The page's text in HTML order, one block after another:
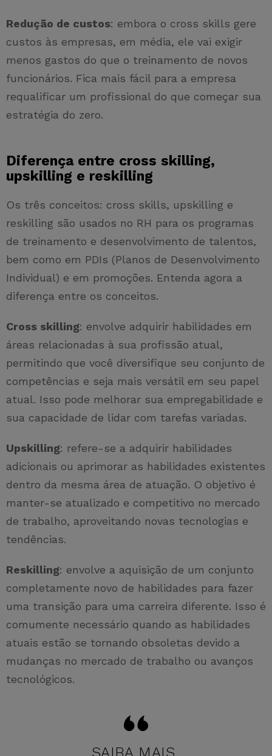
Redução de custos: embora o cross skills gere
custos às empresas, em média, ele vai exigir
menos gastos do que o treinamento de novos
funcionários. Fica mais fácil para a empresa
requalificar um profissional do que começar sua
estratégia do zero.
Diferença entre cross skilling,
upskilling e reskilling
Os três conceitos: cross skills, upskilling e
reskilling são usados no RH para os programas
de treinamento e desenvolvimento de talentos,
bem como em PDIs (Planos de Desenvolvimento
Individual) e em promoções. Entenda agora a
diferença entre os conceitos.
Cross skilling: envolve adquirir habilidades em
áreas relacionadas à sua profissão atual,
permitindo que você diversifique seu conjunto de
competências e seja mais versátil em seu papel
atual. Isso pode melhorar sua empregabilidade e
sua capacidade de lidar com tarefas variadas.
Upskilling: refere-se a adquirir habilidades
adicionais ou aprimorar as habilidades existentes
dentro da mesma área de atuação. O objetivo é
manter-se atualizado e competitivo no mercado
de trabalho, aproveitando novas tecnologias e
tendências.
Reskilling: envolve a aquisição de um conjunto
completamente novo de habilidades para fazer
uma transição para uma carreira diferente. Isso é
comumente necessário quando as habilidades
atuais estão se tornando obsoletas devido a
mudanças no mercado de trabalho ou avanços
tecnológicos.
SAIBA MAIS